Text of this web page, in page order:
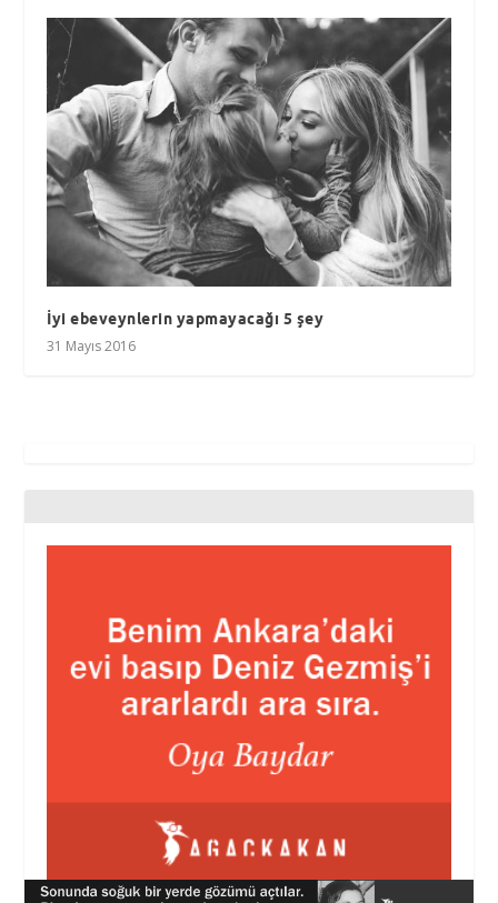
İyi ebeveynlerin yapmayacağı 5 şey
31 Mayıs 2016